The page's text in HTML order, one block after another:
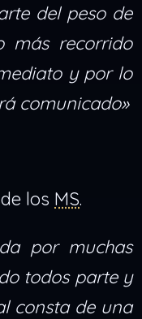
del peso de
más recorrido
y por lo
comunicado»
los MS.
por muchas
todos parte y
consta de una